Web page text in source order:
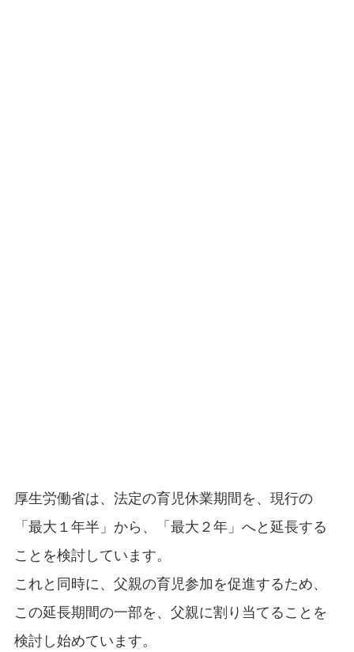
厚生労働省は、法定の育児休業期間を、現行の
「最大１年半」から、「最大２年」へと延長する
ことを検討しています。
これと同時に、父親の育児参加を促進するため、
この延長期間の一部を、父親に割り当てることを
検討し始めています。